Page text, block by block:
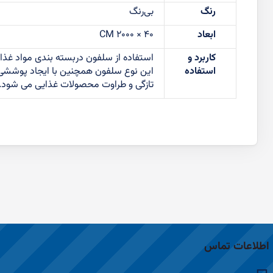
رنگ
بی‌رنگ
ابعاد
40 × 2000 ‌CM
کاربرد و
استفاده
استفاده از سلفون دربسته بندی مواد
این نوع سلفون همچنین با ایجاد
تازگی و طراوت محصولات غذایی می شود.
اطلاعات تماس